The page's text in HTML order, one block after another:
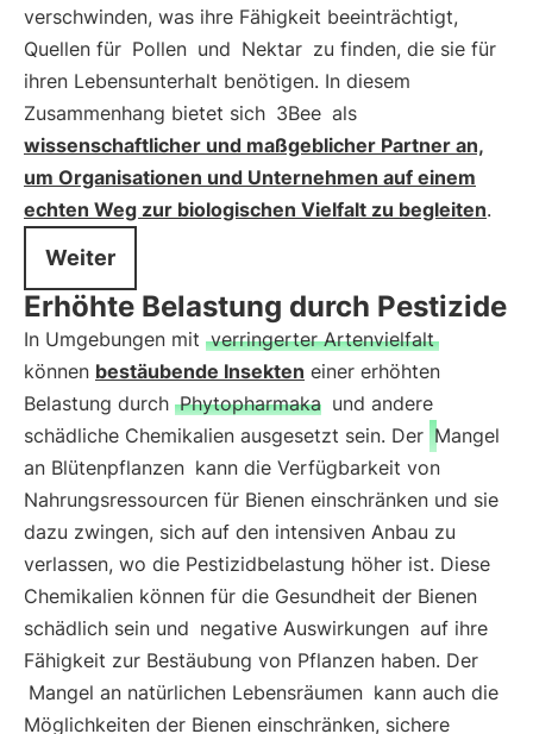
verschwinden, was ihre Fähigkeit beeinträchtigt,
Quellen für Pollen und Nektar zu finden, die sie für
ihren Lebensunterhalt benötigen. In diesem
Zusammenhang bietet sich 3Bee als
wissenschaftlicher und maßgeblicher Partner an,
um Organisationen und Unternehmen auf einem
echten Weg zur biologischen Vielfalt zu begleiten.
Weiter
Erhöhte Belastung durch Pestizide
In Umgebungen mit verringerter Artenvielfalt
können bestäubende Insekten einer erhöhten
Belastung durch Phytopharmaka und andere
schädliche Chemikalien ausgesetzt sein. Der Mangel
an Blütenpflanzen kann die Verfügbarkeit von
Nahrungsressourcen für Bienen einschränken und sie
dazu zwingen, sich auf den intensiven Anbau zu
verlassen, wo die Pestizidbelastung höher ist. Diese
Chemikalien können für die Gesundheit der Bienen
schädlich sein und negative Auswirkungen auf ihre
Fähigkeit zur Bestäubung von Pflanzen haben. Der
Mangel an natürlichen Lebensräumen kann auch die
Möglichkeiten der Bienen einschränken, sichere